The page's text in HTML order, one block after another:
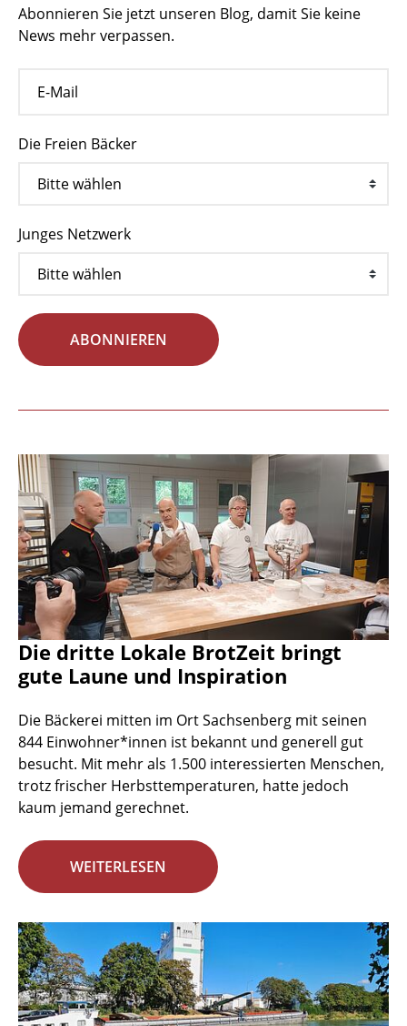
Abonnieren Sie jetzt unseren Blog, damit Sie keine
News mehr verpassen.
Die Freien Bäcker
Junges Netzwerk
ABONNIEREN
Die dritte Lokale BrotZeit bringt
gute Laune und Inspiration
Die Bäckerei mitten im Ort Sachsenberg mit seinen
844 Einwohner*innen ist bekannt und generell gut
besucht. Mit mehr als 1.500 interessierten Menschen,
trotz frischer Herbsttemperaturen, hatte jedoch
kaum jemand gerechnet.
WEITERLESEN